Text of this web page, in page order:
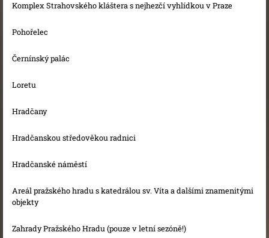
Komplex Strahovského kláštera s nejhezčí vyhlídkou v Praze
Pohořelec
Černínský palác
Loretu
Hradčany
Hradčanskou středověkou radnici
Hradčanské náměstí
Areál pražského hradu s katedrálou sv. Víta a dalšími znamenitými
objekty
Zahrady Pražského Hradu (pouze v letní sezóně!)